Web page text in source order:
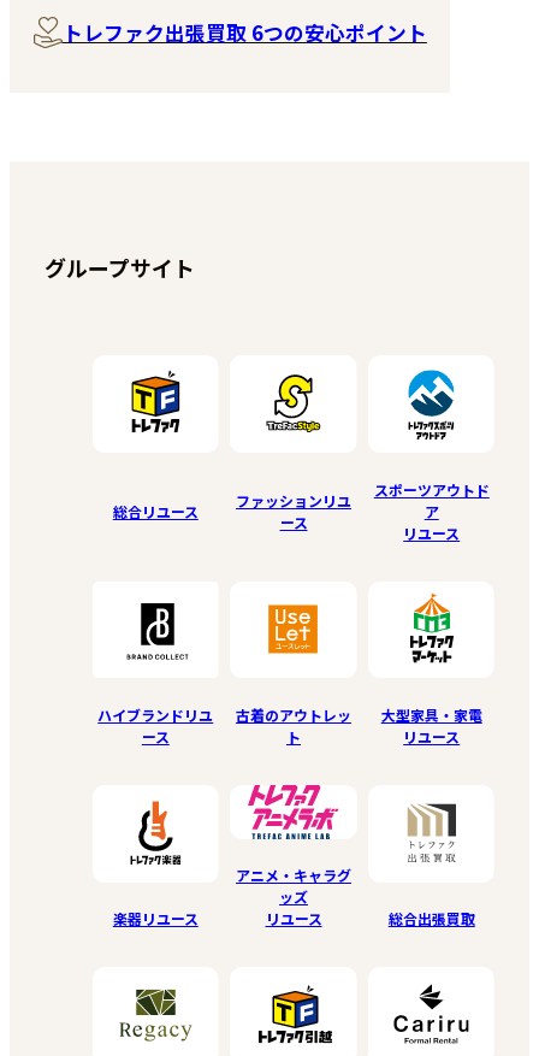
トレファク出張買取 6つの安心ポイント
グループサイト
総合リユース
ファッションリユ
ース
スポーツアウトド
ア
リユース
ハイブランドリユ
ース
古着のアウトレッ
ト
大型家具・家電
リユース
楽器リユース
アニメ・キャラグ
ッズ
リユース
総合出張買取